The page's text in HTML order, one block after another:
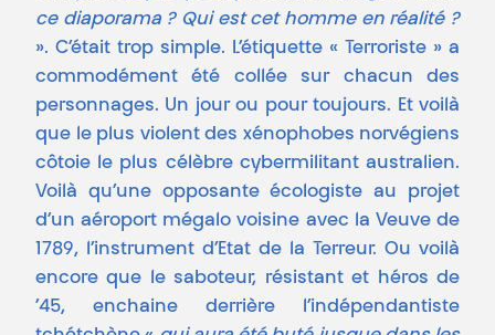
ce diaporama ? Qui est cet homme en réalité ?
». C’était trop simple. L’étiquette « Terroriste » a
commodément été collée sur chacun des
personnages. Un jour ou pour toujours. Et voilà
que le plus violent des xénophobes norvégiens
côtoie le plus célèbre cybermilitant australien.
Voilà qu’une opposante écologiste au projet
d’un aéroport mégalo voisine avec la Veuve de
1789, l’instrument d’Etat de la Terreur. Ou voilà
encore que le saboteur, résistant et héros de
’45, enchaine derrière l’indépendantiste